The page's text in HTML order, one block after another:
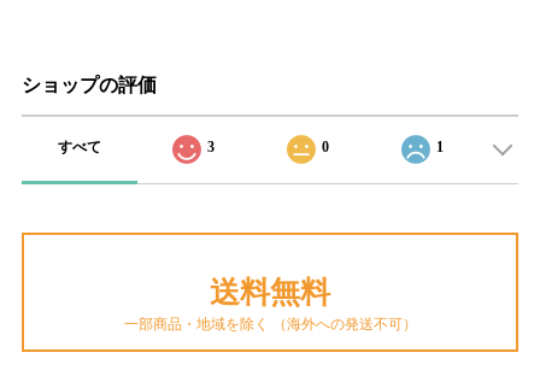
ショップの評価
すべて 3 0 1
送料無料
一部商品・地域を除く （海外への発送不可）